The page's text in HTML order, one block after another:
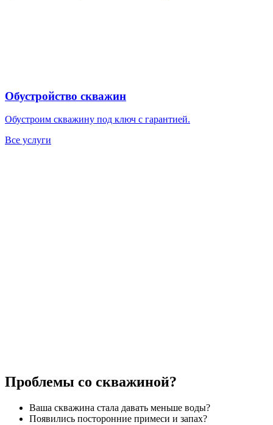
Обустройство скважин
Обустроим скважину под ключ с гарантией.
Все услуги
Проблемы со скважиной?
Ваша скважина стала давать меньше воды?
Появились посторонние примеси и запах?